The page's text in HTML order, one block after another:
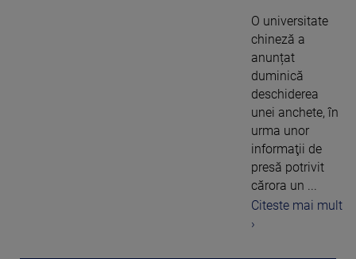
O universitate
chineză a
anunțat
duminică
deschiderea
unei anchete, în
urma unor
informaţii de
presă potrivit
cărora un ...
Citeste mai mult
›